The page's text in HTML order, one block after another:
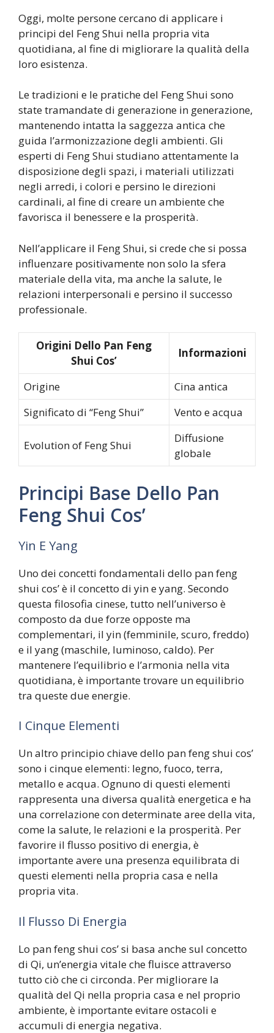
Oggi, molte persone cercano di applicare i
principi del Feng Shui nella propria vita
quotidiana, al fine di migliorare la qualità della
loro esistenza.
Le tradizioni e le pratiche del Feng Shui sono
state tramandate di generazione in generazione,
mantenendo intatta la saggezza antica che
guida l’armonizzazione degli ambienti. Gli
esperti di Feng Shui studiano attentamente la
disposizione degli spazi, i materiali utilizzati
negli arredi, i colori e persino le direzioni
cardinali, al fine di creare un ambiente che
favorisca il benessere e la prosperità.
Nell’applicare il Feng Shui, si crede che si possa
influenzare positivamente non solo la sfera
materiale della vita, ma anche la salute, le
relazioni interpersonali e persino il successo
professionale.
Origini Dello Pan Feng
Shui Cos’
Informazioni
Origine
Cina antica
Significato di “Feng Shui”
Vento e acqua
Evolution of Feng Shui
Diffusione
globale
Principi Base Dello Pan
Feng Shui Cos’
Yin E Yang
Uno dei concetti fondamentali dello pan feng
shui cos’ è il concetto di yin e yang. Secondo
questa filosofia cinese, tutto nell’universo è
composto da due forze opposte ma
complementari, il yin (femminile, scuro, freddo)
e il yang (maschile, luminoso, caldo). Per
mantenere l’equilibrio e l’armonia nella vita
quotidiana, è importante trovare un equilibrio
tra queste due energie.
I Cinque Elementi
Un altro principio chiave dello pan feng shui cos’
sono i cinque elementi: legno, fuoco, terra,
metallo e acqua. Ognuno di questi elementi
rappresenta una diversa qualità energetica e ha
una correlazione con determinate aree della vita,
come la salute, le relazioni e la prosperità. Per
favorire il flusso positivo di energia, è
importante avere una presenza equilibrata di
questi elementi nella propria casa e nella
propria vita.
Il Flusso Di Energia
Lo pan feng shui cos’ si basa anche sul concetto
di Qi, un’energia vitale che fluisce attraverso
tutto ciò che ci circonda. Per migliorare la
qualità del Qi nella propria casa e nel proprio
ambiente, è importante evitare ostacoli e
accumuli di energia negativa.